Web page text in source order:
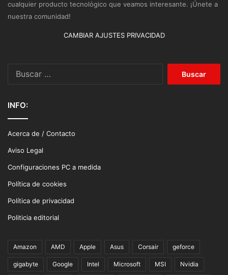
cualquier producto tecnológico que veamos interesante. ¡Únete a
nuestra comunidad!
CAMBIAR AJUSTES PRIVACIDAD
INFO:
Acerca de / Contacto
Aviso Legal
Configuraciones PC a medida
Política de cookies
Política de privacidad
Politicia editorial
Amazon AMD Apple Asus Corsair geforce
gigabyte Google Intel Microsoft MSI Nvidia